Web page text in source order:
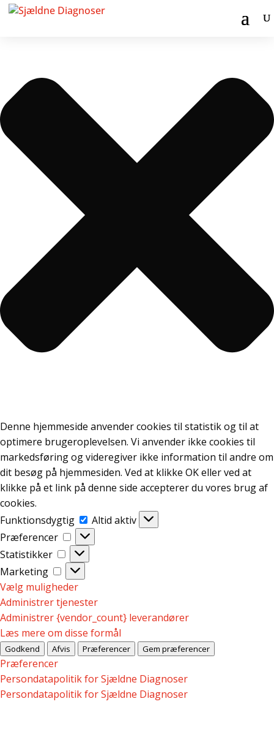
Administrer samtykke til cookies
Denne hjemmeside anvender cookies til statistik og til at
optimere brugeroplevelsen. Vi anvender ikke cookies til
markedsføring og videregiver ikke information til andre om
dit besøg på hjemmesiden. Ved at klikke OK eller ved at
klikke på et link på denne side accepterer du vores brug af
cookies.
Funktionsdygtig
Funktionsdygtig
Altid aktiv
Præferencer
Præferencer
Statistikker
Statistikker
Marketing
Marketing
Vælg muligheder
Administrer tjenester
Administrer {vendor_count} leverandører
Læs mere om disse formål
Godkend Afvis Præferencer Gem præferencer
Præferencer
Persondatapolitik for Sjældne Diagnoser
Persondatapolitik for Sjældne Diagnoser